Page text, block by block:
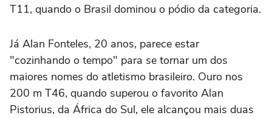
T11, quando o Brasil dominou o pódio da categoria.
Já Alan Fonteles, 20 anos, parece estar
"cozinhando o tempo" para se tornar um dos
maiores nomes do atletismo brasileiro. Ouro nos
200 m T46, quando superou o favorito Alan
Pistorius, da África do Sul, ele alcançou mais duas